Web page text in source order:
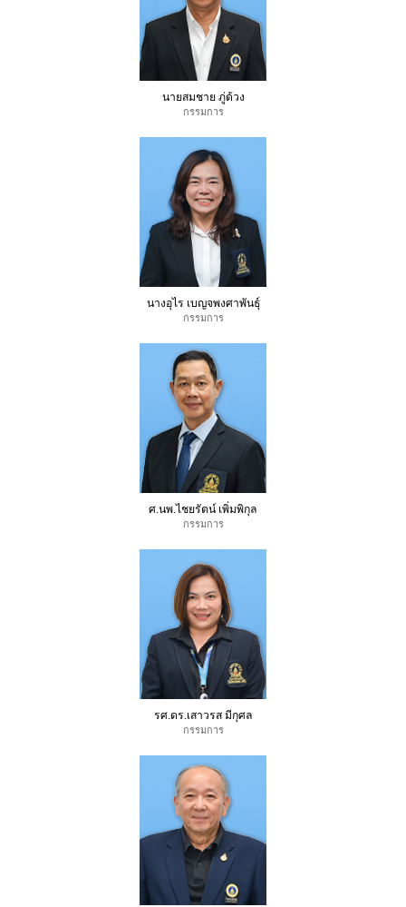
นายสมชาย ภู่ด้วง
กรรมการ
นางอุไร เบญจพงศาพันธุ์
กรรมการ
ศ.นพ.ไชยรัตน์ เพิ่มพิกุล
กรรมการ
รศ.ดร.เสาวรส มีกุศล
กรรมการ